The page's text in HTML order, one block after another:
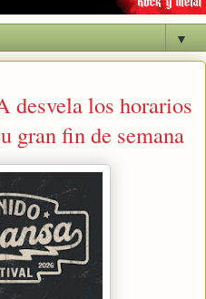
▼
los horarios
gran fin de semana